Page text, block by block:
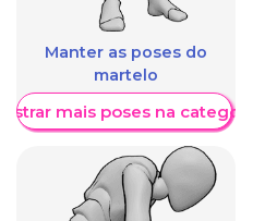
Manter as poses do
martelo
mais poses na categoria